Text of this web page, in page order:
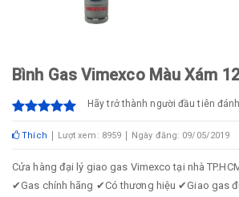
Bình Gas Vimexco Màu Xám
Hãy trở thành người đầu tiên
Thích Lượt xem: 8959 Ngày đăng: 09/05/2019
Cửa hàng đại lý giao gas Vimexco tại nhà
✔Gas chính hãng ✔Có thương hiệu ✔Giao gas